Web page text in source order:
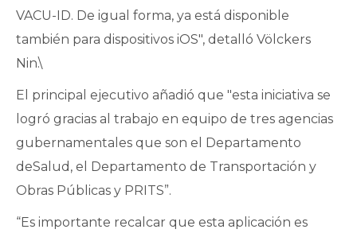
VACU-ID. De igual forma, ya está disponible
también para dispositivos iOS", detalló Völckers
Nin.\
El principal ejecutivo añadió que "esta iniciativa se
logró gracias al trabajo en equipo de tres agencias
gubernamentales que son el Departamento
deSalud, el Departamento de Transportación y
Obras Públicas y PRITS”.
“Es importante recalcar que esta aplicación es